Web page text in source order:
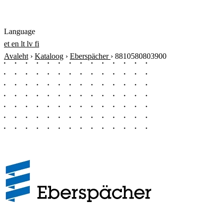
Language
et en lt lv fi
Avaleht › Kataloog › Eberspächer › 8810580803900